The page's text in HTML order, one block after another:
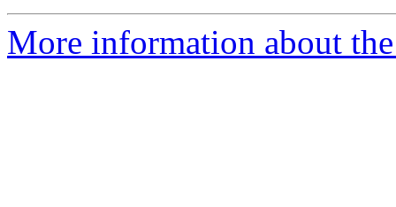
More information about